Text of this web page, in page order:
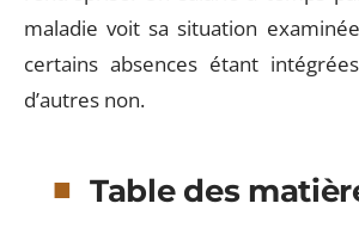
maladie voit sa situation
certains absences étant
d’autres non.
Table des